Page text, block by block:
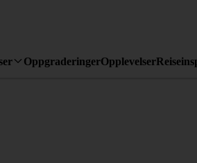
OppgraderingerOpplevelser